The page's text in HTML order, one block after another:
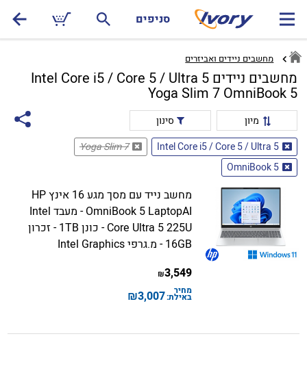
סניפים
מחשבים ניידים ואביזרים
מחשבים ניידים Intel Core i5 / Core 5 / Ultra 5
Yoga Slim 7 OmniBook 5
מיון
סינון
Intel Core i5 / Core 5 / Ultra 5
Yoga Slim 7
OmniBook 5
מחשב נייד עם מסך מגע 16 אינץ HP
OmniBook 5 LaptopAI - מעבד Intel
Core Ultra 5 225U - כונן 1TB - זכרון
16GB - מ.גרפי Intel Graphics
3,549
₪
מחיר
באילת:3,007
₪